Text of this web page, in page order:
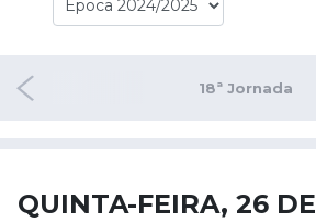
18ª Jornada
QUINTA-FEIRA, 26 DE